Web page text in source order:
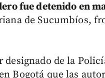
fue detenido en
de Sucumbíos,
de la
Bogotá que las